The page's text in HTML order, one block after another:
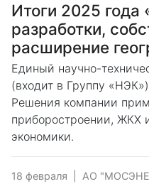
Итоги 2025
разработки,
расширение
Единый научно-
(входит в Группу
Решения компании
приборостроении, ЖКХ
экономики.
18 февраля АО